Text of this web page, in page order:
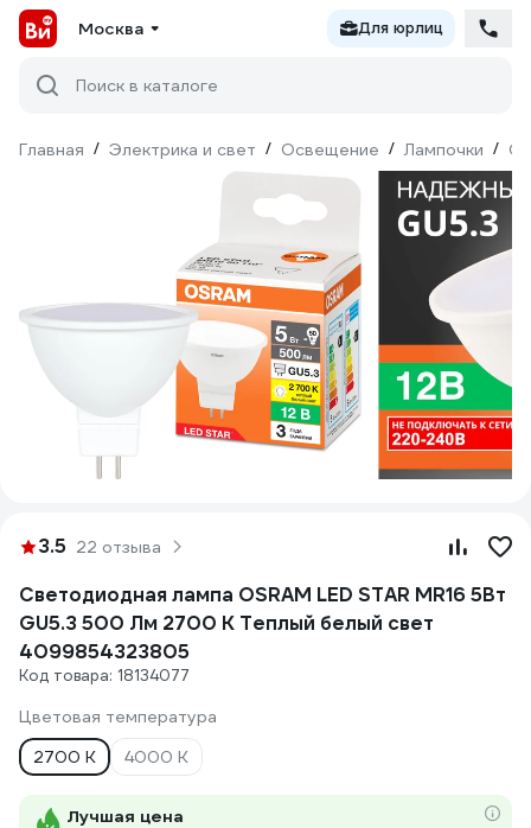
Москва Для юрлиц
Поиск в каталоге
Главная / Электрика и свет / Освещение / Лампочки /
3.5 22 отзыва
Светодиодная лампа OSRAM LED STAR MR16 5Вт
GU5.3 500 Лм 2700 К Теплый белый свет
4099854323805
Код товара: 18134077
Цветовая температура
2700 К
4000 К
Лучшая цена